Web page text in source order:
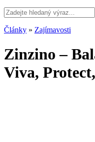
Články » Zajímavosti
Zinzino –
Viva,